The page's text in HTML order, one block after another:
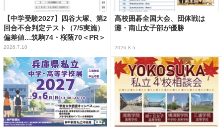
【中学受験2027】四谷大塚、第2
回合不合判定テスト（7/5実施）
偏差値…筑駒74・桜蔭70＜PR＞
2026.7.10
高校囲碁全国大会、団体戦は
灘・南山女子部が優勝
2026.8.5